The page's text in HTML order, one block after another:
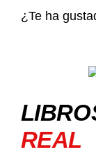
¿Te ha
REAL